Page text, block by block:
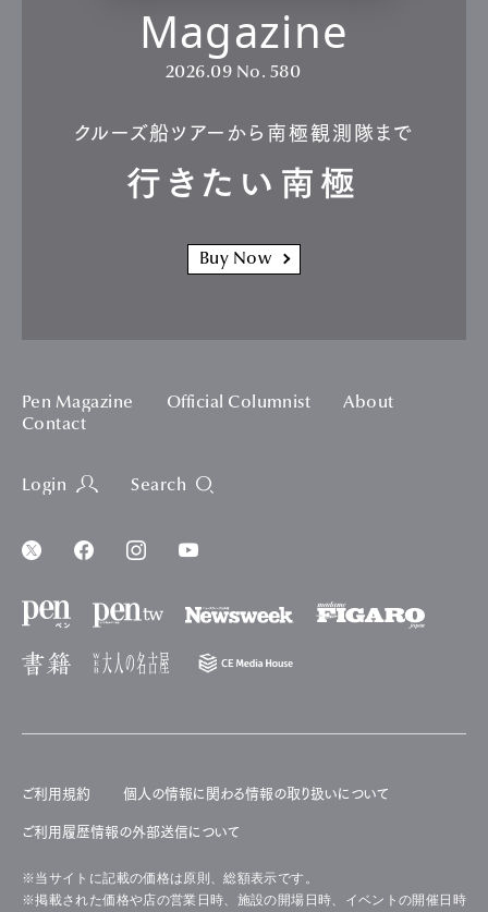
Magazine
2026.09 No. 580
クルーズ船ツアーから南極観測隊まで
行きたい南極
Buy Now
Pen Magazine Official Columnist
About
Contact
Login Search
ご利用規約 個人の情報に関わる情報の取り扱いについて
ご利用履歴情報の外部送信について
※当サイトに記載の価格は原則、総額表示です。
※掲載された価格や店の営業日時、施設の開場日時、イベントの開催日時